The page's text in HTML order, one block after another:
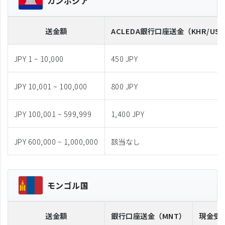
送金額 ACLEDA銀行口座送金 （KHR/
JPY 1 ~ 10,000 450 JPY
JPY 10,001 ~ 100,000 800 JPY
JPY 100,001 ~ 599,999 1,400 JPY
JPY 600,000 ~ 1,000,000 該当なし
モンゴル国
送金額 銀行口座送金 （MNT） 現金受